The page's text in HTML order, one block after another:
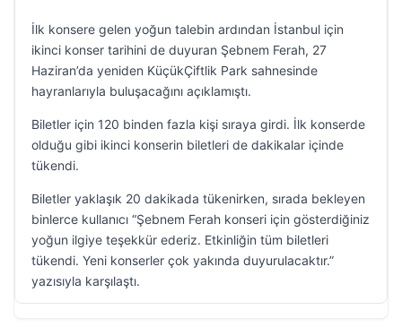
İlk konsere gelen yoğun talebin ardından İstanbul için
ikinci konser tarihini de duyuran Şebnem Ferah, 27
Haziran’da yeniden KüçükÇiftlik Park sahnesinde
hayranlarıyla buluşacağını açıklamıştı.
Biletler için 120 binden fazla kişi sıraya girdi. İlk konserde
olduğu gibi ikinci konserin biletleri de dakikalar içinde
tükendi.
Biletler yaklaşık 20 dakikada tükenirken, sırada bekleyen
binlerce kullanıcı “Şebnem Ferah konseri için gösterdiğiniz
yoğun ilgiye teşekkür ederiz. Etkinliğin tüm biletleri
tükendi. Yeni konserler çok yakında duyurulacaktır.”
yazısıyla karşılaştı.